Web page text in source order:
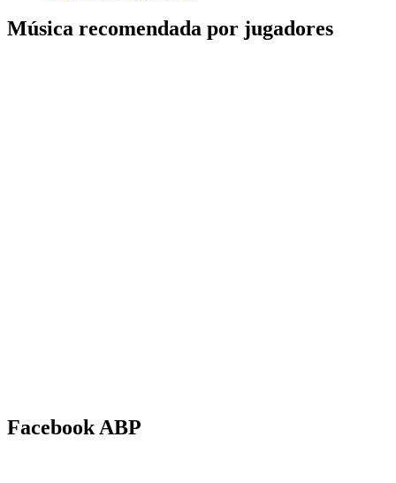
Música recomendada por jugadores
Facebook ABP